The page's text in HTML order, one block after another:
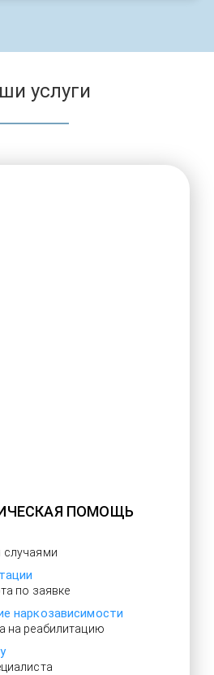
услуги
ПОМОЩЬ
по заявке
наркозависимости
на реабилитацию